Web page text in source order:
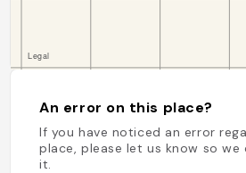
An error on this place?
If you have noticed an error
place, please let us know so we
it.